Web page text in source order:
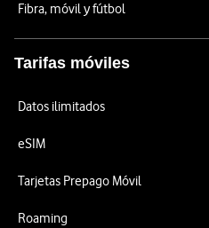
Fibra, móvil y fútbol
Tarifas móviles
Datos ilimitados
eSIM
Tarjetas Prepago Móvil
Roaming